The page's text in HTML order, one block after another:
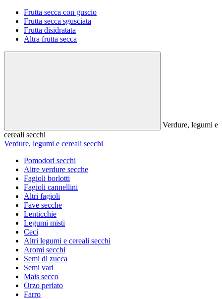
Frutta secca con guscio
Frutta secca sgusciata
Frutta disidratata
Altra frutta secca
Verdure, legumi e
cereali secchi
Verdure, legumi e cereali secchi
Pomodori secchi
Altre verdure secche
Fagioli borlotti
Fagioli cannellini
Altri fagioli
Fave secche
Lenticchie
Legumi misti
Ceci
Altri legumi e cereali secchi
Aromi secchi
Semi di zucca
Semi vari
Mais secco
Orzo perlato
Farro